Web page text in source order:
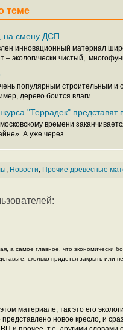
теме
на смену ДСП
инновационный материал
– экологически чистый,
популярным строительным и
дерево боится влаги...
"Террадек" представят
времени
А уже через...
, Новости, Прочие древесные
а самое главное, что экономически
сколько придется закрыть или
материале, так это его
новое кресло, и